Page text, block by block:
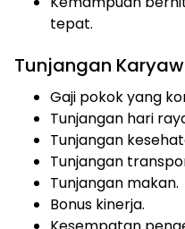
tepat.
Tunjangan
Gaji pokok yang
Tunjangan hari
Tunjangan
Tunjangan
Tunjangan makan.
Bonus kinerja.